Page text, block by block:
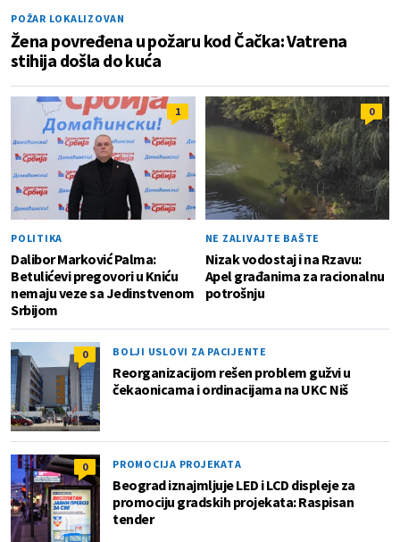
POŽAR LOKALIZOVAN
Žena povređena u požaru kod Čačka: Vatrena
stihija došla do kuća
1
POLITIKA
Dalibor Marković Palma:
Betulićevi pregovori u Kniću
nemaju veze sa Jedinstvenom
Srbijom
0
NE ZALIVAJTE BAŠTE
Nizak vodostaj i na Rzavu:
Apel građanima za racionalnu
potrošnju
0 BOLJI USLOVI ZA PACIJENTE
Reorganizacijom rešen problem gužvi u
čekaonicama i ordinacijama na UKC Niš
0 PROMOCIJA PROJEKATA
Beograd iznajmljuje LED i LCD displeje za
promociju gradskih projekata: Raspisan
tender